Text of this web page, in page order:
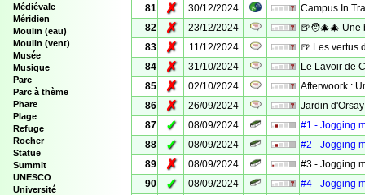
Médiévale
Méridien
Moulin (eau)
Moulin (vent)
Musée
Musique
Parc
Parc à thème
Phare
Plage
Refuge
Rocher
Statue
Summit
UNESCO
Université
81
✗ 30/12/2024
Campus In
82
✗ 23/12/2024
🍺🧑‍🎄🎄 Une
83
✗ 11/12/2024
🍺 Les vertus
84
✗ 31/10/2024
Le Lavoir de
85
✗ 02/10/2024
Afterwoork :
86
✗ 26/09/2024
Jardin d'Orsay
87
✓ 08/09/2024
#1 - Jogging
88
✓ 08/09/2024
#2 - Jogging
89
✗ 08/09/2024
#3 - Jogging
90
✓ 08/09/2024
#4 - Jogging